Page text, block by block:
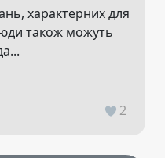
характерних для
також можуть
2